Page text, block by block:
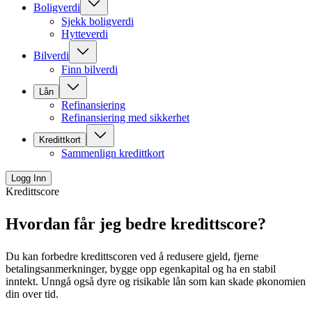
Boligverdi
Sjekk boligverdi
Hytteverdi
Bilverdi
Finn bilverdi
Lån
Refinansiering
Refinansiering med sikkerhet
Kredittkort
Sammenlign kredittkort
Logg Inn
Kredittscore
Hvordan får jeg bedre kredittscore?
Du kan forbedre kredittscoren ved å redusere gjeld, fjerne
betalingsanmerkninger, bygge opp egenkapital og ha en stabil
inntekt. Unngå også dyre og risikable lån som kan skade økonomien
din over tid.